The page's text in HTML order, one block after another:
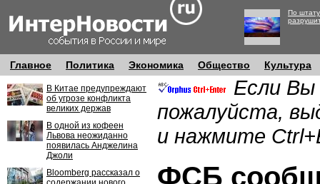
По
Главное Политика Экономика Общество Культура
В Китае предупреждают
об угрозе конфликта
великих держав
В одной из кофеен
Львова неожиданно
появилась Анджелина
Джоли
Bloomberg рассказал о
Если Вы
пожалуйста,
и нажмите
ФСБ